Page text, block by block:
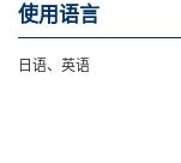
使用语言
日语、英语